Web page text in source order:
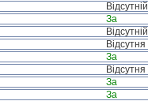
Відсутній
За
Відсутній
Відсутня
За
Відсутня
За
За